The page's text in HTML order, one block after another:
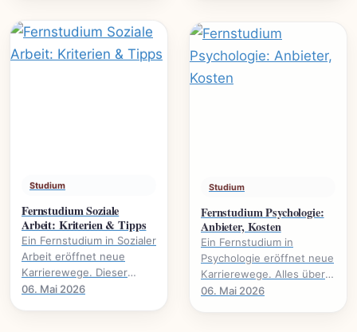
Studium
Fernstudium Soziale
Arbeit: Kriterien & Tipps
Ein Fernstudium in Sozialer
Arbeit eröffnet neue
Karrierewege. Dieser
Leitfaden beleuchtet
06. Mai 2026
Studium
Fernstudium Psychologie:
Anbieter, Kosten
Ein Fernstudium in
Psychologie eröffnet neue
Karrierewege. Alles über
Anbieter, Kosten,
06. Mai 2026